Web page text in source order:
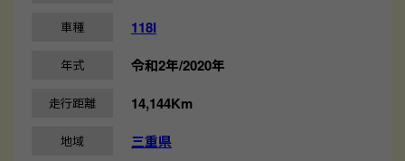
車種 118I
年式 令和2年/2020年
走行距離 14,144Km
地域 三重県